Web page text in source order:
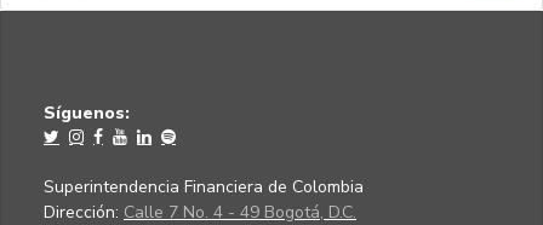
Síguenos:
Superintendencia Financiera de Colombia
Dirección: Calle 7 No. 4 - 49 Bogotá, D.C.